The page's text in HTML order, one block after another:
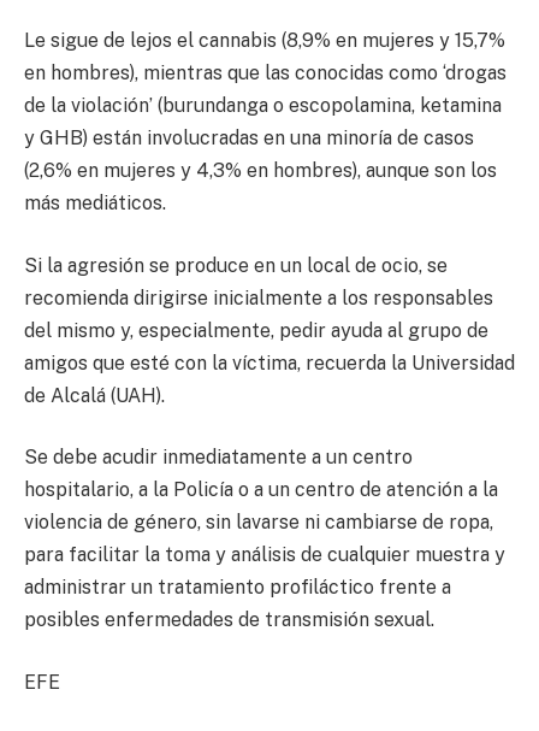
Le sigue de lejos el cannabis (8,9% en mujeres y 15,7%
en hombres), mientras que las conocidas como ‘drogas
de la violación’ (burundanga o escopolamina, ketamina
y GHB) están involucradas en una minoría de casos
(2,6% en mujeres y 4,3% en hombres), aunque son los
más mediáticos.
Si la agresión se produce en un local de ocio, se
recomienda dirigirse inicialmente a los responsables
del mismo y, especialmente, pedir ayuda al grupo de
amigos que esté con la víctima, recuerda la Universidad
de Alcalá (UAH).
Se debe acudir inmediatamente a un centro
hospitalario, a la Policía o a un centro de atención a la
violencia de género, sin lavarse ni cambiarse de ropa,
para facilitar la toma y análisis de cualquier muestra y
administrar un tratamiento profiláctico frente a
posibles enfermedades de transmisión sexual.
EFE